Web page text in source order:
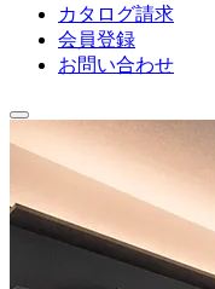
カタログ請求
会員登録
お問い合わせ